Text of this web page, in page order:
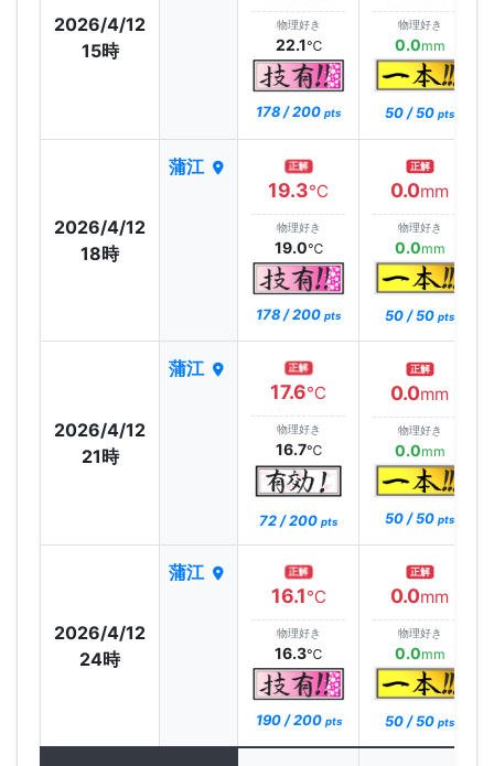
2026/4/12
15時
物理好き
22.1℃
178 / 200 pts
物理好き
0.0mm
50 / 50 pts
2026/4/12
18時
蒲江 正解
19.3℃
物理好き
19.0℃
178 / 200 pts
正解
0.0mm
物理好き
0.0mm
50 / 50 pts
2026/4/12
21時
蒲江 正解
17.6℃
物理好き
16.7℃
72 / 200 pts
正解
0.0mm
物理好き
0.0mm
50 / 50 pts
2026/4/12
24時
蒲江 正解
16.1℃
物理好き
16.3℃
190 / 200 pts
正解
0.0mm
物理好き
0.0mm
50 / 50 pts